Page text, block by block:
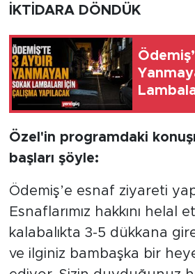
İKTİDARA DÖNDÜK
Özel'in programdaki
başları şöyle:
Ödemiş’e esnaf ziyareti
Esnaflarımız hakkını helal
kalabalıkta 3-5 dükkana
ve ilginiz bambaşka bir